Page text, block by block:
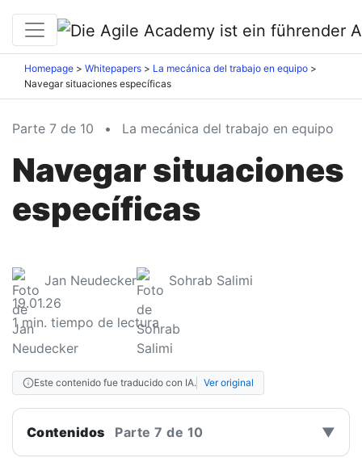
Homepage Whitepapers
La mecánica del trabajo en equipo
Navegar situaciones específicas
Parte 7 de 10 • La mecánica del trabajo en equipo
Navegar situaciones
específicas
Jan Neudecker
Sohrab Salimi
19.01.26
1min. tiempo de lectura
Este contenido fue traducido con IA. Ver original
Contenidos Parte 7 de 10 ▼